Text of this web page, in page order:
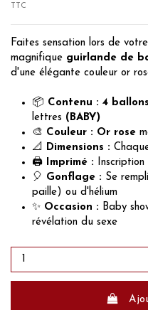
TTC
Faites sensation lors de
magnifique guirlande de
d'une élégante couleur or
📦 Contenu : 4
lettres (BABY)
🎨 Couleur : Or rose
📐
Dimensions :
🖨️
Imprimé : Inscription
🎈 Gonflage : Se
paille) ou d'hélium
✨ Occasion : Baby
révélation du sexe